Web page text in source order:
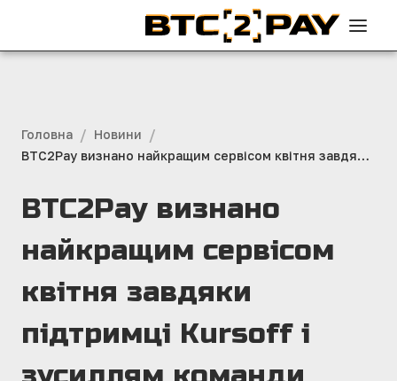
Головна / Новини /
BTC2Pay визнано найкращим сервісом квітня завдяки
BTC2Pay визнано
найкращим сервісом
квітня завдяки
підтримці Kursoff і